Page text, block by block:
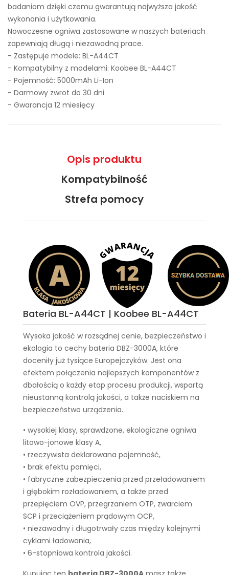
badaniom dzięki czemu gwarantują najwyższa jakość
wykonania i użytkowania.
Nowoczesne ogniwa zastosowane w naszych bateriach
zapewniają długą i niezawodną prace.
- Zastępuje modele: BL-A44CT
- Kompatybilny z modelami: Koobee BL-A44CT
- Pojemność: 5000mAh Li-Ion
- Darmowy zwrot do 30 dni
- Gwarancja 12 miesięcy
Opis produktu
Kompatybilność
Strefa pomocy
Bateria BL-A44CT | Koobee BL-A44CT
Wysoka jakość w rozsądnej cenie, bezpieczeństwo i
ekologia to cechy bateria DBZ-3000A, które
doceniły już tysiące Europejczyków. Jest ona
efektem połączenia najlepszych komponentów z
dbałością o każdy etap procesu produkcji, wspartą
nieustanną kontrolą jakości, a także naciskiem na
bezpieczeństwo urządzenia.
• wysokiej klasy, sprawdzone, ekologiczne ogniwa
litowo-jonowe klasy A,
• rzeczywista deklarowana pojemność,
• brak efektu pamięci,
• fabryczne zabezpieczenia przed przeładowaniem
i głębokim rozładowaniem, a także przed
przepięciem OVP, przegrzaniem OTP, zwarciem
SCP i przeciążeniem prądowym OCP,
• niezawodny i długotrwały czas między kolejnymi
cyklami ładowania,
• 6-stopniowa kontrola jakości.